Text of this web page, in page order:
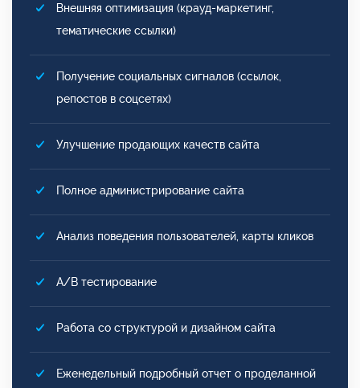
Внешняя оптимизация (крауд-маркетинг,
тематические ссылки)
Получение социальных сигналов (ссылок,
репостов в соцсетях)
Улучшение продающих качеств сайта
Полное администрирование сайта
Анализ поведения пользователей, карты кликов
A/B тестирование
Работа со структурой и дизайном сайта
Еженедельный подробный отчет о проделанной